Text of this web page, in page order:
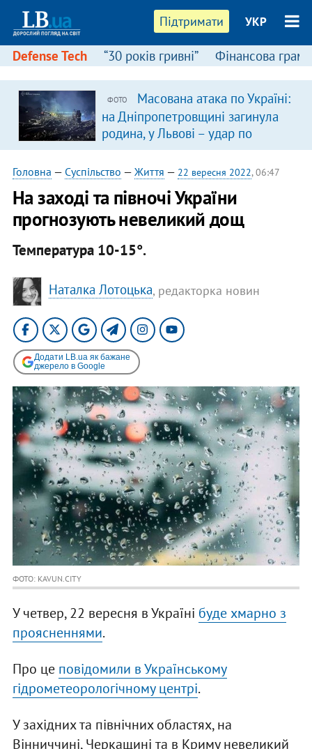
Підтримати УКР
Defense Tech “30 років гривні” Фінансова
ФОТО
Масована атака по Україні:
на Дніпропетровщині загинула
родина, у Львові – удар по
багатоповерхівках
(доповнюється)
Головна — Суспільство — Життя — 22 вересня 2022, 06:47
На заході та півночі України
прогнозують невеликий дощ
Температура 10-15°.
Наталка Лотоцька, редакторка новин
Додати LB.ua як бажане
джерело в Google
ФОТО: KAVUN.CITY
У четвер, 22 вересня в Україні буде хмарно з
проясненнями.
Про це повідомили в Українському
гідрометеорологічному центрі.
У західних та північних областях, на
Вінниччині, Черкащині та в Криму невеликий